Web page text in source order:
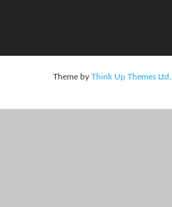
Theme by Think Up Themes Ltd